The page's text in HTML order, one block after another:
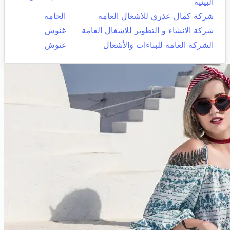
شركة كمال عذري للاشغال العامة
الحامة
شركة الانشاء و التطوير للاشغال العامة
غنوش
الشركة العامة للبناءات والأشغال
غنوش